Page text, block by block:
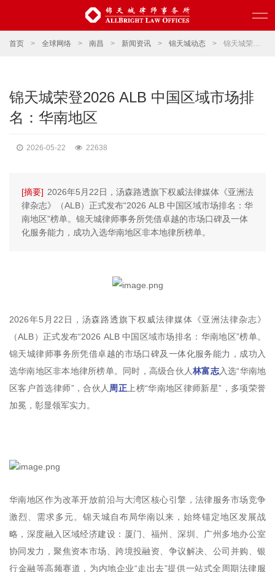
首页 > 全球网络 > 南昌 > 新闻资讯 > 锦天城动态 > 锦天城荣登2026 ALB 中国区域市场排名：华南地区
锦天城荣登2026 ALB 中国区域市场排
名：华南地区
2026-05-22 22638
[摘要] 2026年5月22日，汤森路透旗下权威法律媒体《亚洲法
律杂志》（ALB）正式发布“2026 ALB 中国区域市场排名：华
南地区”榜单。锦天城律师事务所凭借卓越的市场口碑及一体
化服务能力，成功入选华南地区非本地律所榜单。
2026年5月22日，汤森路透旗下权威法律媒体《亚洲法律杂志》
（ALB）正式发布“2026 ALB 中国区域市场排名：华南地区”榜单。
锦天城律师事务所凭借卓越的市场口碑及一体化服务能力，成功入
选华南地区非本地律所榜单。同时，高级合伙人林富志入选“华南地
区客户首选律师”，合伙人周正上榜“华南地区律师新星”，多项荣誉
加冕，彰显领军实力。
华南地区作为改革开放前沿与大湾区核心引擎，法律服务市场竞争
激烈、需求多元。锦天城自布局华南以来，始终锚定地区发展战
略，深度融入区域经济建设：厦门、福州、深圳、广州多地办公室
协同发力，聚焦资本市场、跨境投融资、争议解决、公司并购、银
行金融等高频赛道，为内地企业“走出去”提供一站式全周期法律服